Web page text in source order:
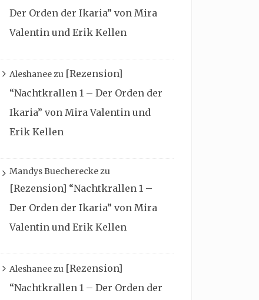
Der Orden der Ikaria” von Mira
Valentin und Erik Kellen
Aleshaneezu [Rezension]
“Nachtkrallen 1 – Der Orden der
Ikaria” von Mira Valentin und
Erik Kellen
Mandys Buechereckezu
[Rezension] “Nachtkrallen 1 –
Der Orden der Ikaria” von Mira
Valentin und Erik Kellen
Aleshaneezu [Rezension]
“Nachtkrallen 1 – Der Orden der